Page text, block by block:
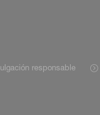
responsable